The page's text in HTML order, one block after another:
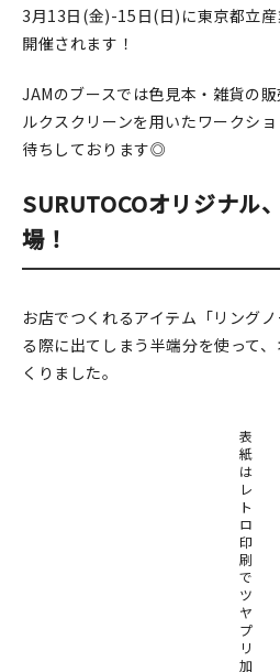
台湾グッズ
おすすめ特集
読みもの
ギャラリー
3月13日(金)-15日(日)に東京都立
開催されます！
JAMのブースでは色見本・雑貨の
ルクスクリーンを用いたワークシ
待ちしております◎
SURUTOCOオリジナル
場！
お店でつくれるアイテム「リング
る際に出てしまう半端分を使って
くりました。
表
紙
は
レ
ト
ロ
印
刷
で
ツ
ヤ
プ
リ
加